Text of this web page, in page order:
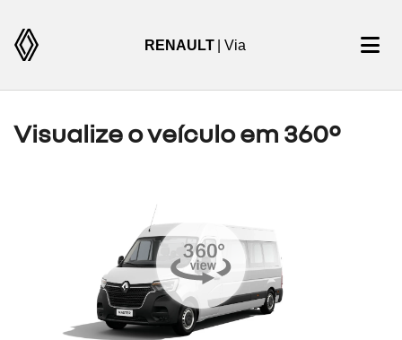
RENAULT | Via
Visualize o veículo em 360°